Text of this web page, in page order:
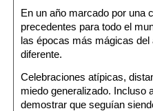
En un año marcado por una
precedentes para todo el
las épocas más mágicas del
diferente.
Celebraciones atípicas,
miedo generalizado. Incluso
demostrar que seguían